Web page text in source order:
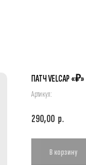
ПАТЧ VELCAP «₽»
Артикул:
290,00 р.
В корзину